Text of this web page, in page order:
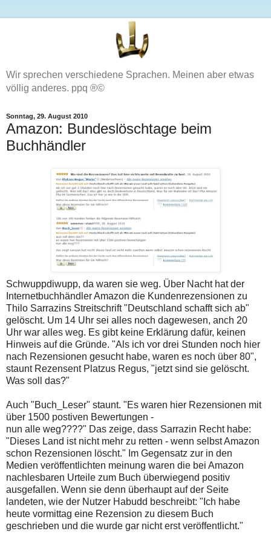
Wir sprechen verschiedene Sprachen. Meinen aber etwas
völlig anderes. ppq ®©
Sonntag, 29. August 2010
Amazon: Bundeslöschtage beim
Buchhändler
Schwuppdiwupp, da waren sie weg. Über Nacht hat der
Internetbuchhändler Amazon die Kundenrezensionen zu
Thilo Sarrazins Streitschrift "Deutschland schafft sich ab"
gelöscht. Um 14 Uhr sei alles noch dagewesen, anch 20
Uhr war alles weg. Es gibt keine Erklärung dafür, keinen
Hinweis auf die Gründe. "Als ich vor drei Stunden noch hier
nach Rezensionen gesucht habe, waren es noch über 80",
staunt Rezensent Platzus Regus, "jetzt sind sie gelöscht.
Was soll das?"
Auch "Buch_Leser" staunt. "Es waren hier Rezensionen mit
über 1500 postiven Bewertungen -
nun alle weg????" Das zeige, dass Sarrazin Recht habe:
"Dieses Land ist nicht mehr zu retten - wenn selbst Amazon
schon Rezensionen löscht." Im Gegensatz zur in den
Medien veröffentlichten meinung waren die bei Amazon
nachlesbaren Urteile zum Buch überwiegend positiv
ausgefallen. Wenn sie denn überhaupt auf der Seite
landeten, wie der Nutzer Habudd beschreibt: "Ich habe
heute vormittag eine Rezension zu diesem Buch
geschrieben und die wurde gar nicht erst veröffentlicht."